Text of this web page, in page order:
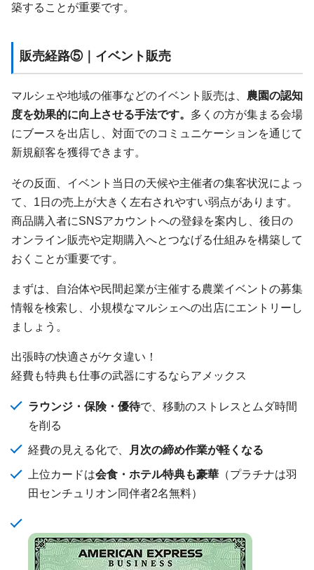
築することが重要です。
販売経路⑤｜イベント販売
マルシェや地域の催事などのイベント販売は、 農園の認知
度を効果的に向上させる手法です。 多くの方が集まる会場
にブースを出店し、対面でのコミュニケーションを通じて
新規顧客を獲得できます。
その反面、イベント当日の天候や主催者の集客状況によっ
て、1日の売上が大きく左右されやすい弱点があります。
商品購入者にSNSアカウントへの登録を案内し、後日の
オンライン販売や定期購入へとつなげる仕組みを構築して
おくことが重要です。
まずは、自治体や民間起業が主催する農業イベントの募集
情報を検索し、小規模なマルシェへの出店にエントリーし
ましょう。
出張時の快適さがケタ違い！
経費も特典も仕事の武器にするならアメックス
ラウンジ・保険・優待で、移動のストレスとムダ時間
を削る
経費の見える化で、
月次の締め作業が軽くなる
上位カードは会食・ホテル特典も豪華 （プラチナは羽
田センチュリオン同伴者2名無料）